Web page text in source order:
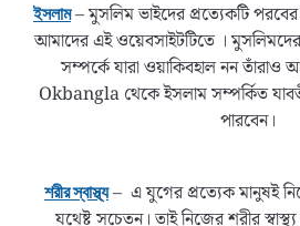
ইসলাম– মুসলিম ভাইদের প্রত্যেকটি
আমাদের এই ওয়েবসাইটটিতে ।
সম্পর্কে যারা ওয়াকিবহাল নন তাঁরাও
Okbangla থেকে ইসলাম সম্পর্কিত
পারবেন।
শরীর স্বাস্থ্য– এ যুগের প্রত্যেক মানুষই
যথেষ্ট সচেতন। তাই নিজের শরীর